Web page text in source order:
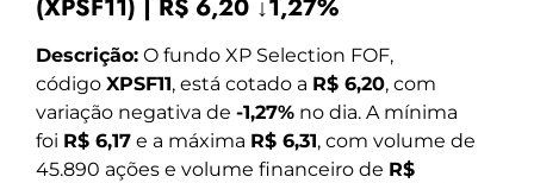
(XPSF11) | R$ 6,20 ↓1,27%
Descrição: O fundo XP Selection FOF,
código XPSF11, está cotado a R$ 6,20, com
variação negativa de -1,27% no dia. A mínima
foi R$ 6,17 e a máxima R$ 6,31, com volume de
45.890 ações e volume financeiro de R$